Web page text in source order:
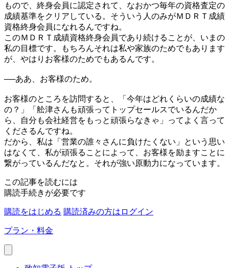
もので、終身会員に認定されて、なおかつ毎年の資格査定の
成績基準をクリアしている。そういう人のみがＭＤＲＴ成績
資格終身会員になれるんですね。
このＭＤＲＴ成績資格終身会員であり続けることが、いまの
私の目標です。もちろんそれは私や家族のためでもあります
が、やはりお客様のためでもあるんです。
──ああ、お客様のため。
お客様のところを訪問すると、「今年はどれくらいの成績な
の？」「舩津さんも頑張ってトップセールスでいるんだか
ら、自分も会社経営をもっと頑張らなきゃ」ってよく言って
くださるんですね。
だから、私は「営業の誰々さんに負けたくない」という思い
はなくて、私が頑張ることによって、お客様を励ますことに
繋がっているんだなと。それが強い原動力になっています。
この記事を読むには
購読手続きが必要です
購読をはじめる 購読済みの方はログイン
プラン・料金